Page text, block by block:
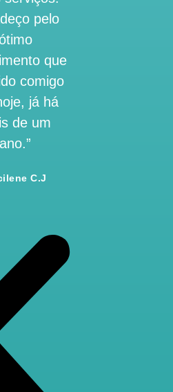
pelo
que
comigo
já há
de um
ano.”
C.J